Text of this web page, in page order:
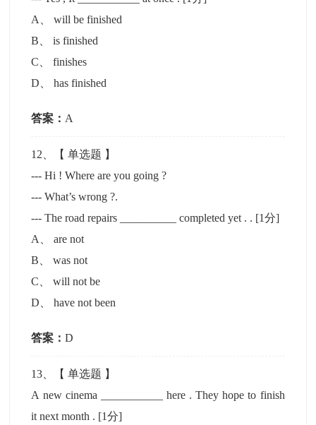
A
、will be finished
B 、is finished
C 、finishes
D 、has finished
答案： A
12 、【单选题 】
--- Hi ! Where are you going ?
--- What’s wrong ?.
--- The road repairs __________ completed yet . . [1分]
A
、are not
B 、was not
C 、will not be
D 、have not been
答案：D
13 、【单选题 】
A new cinema ___________ here . They hope to finish
it next month . [1分]